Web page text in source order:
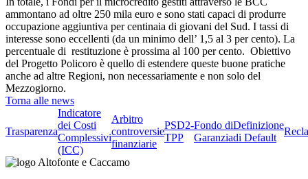
ammontano ad oltre 250 mila euro e sono stati capaci di produrre
occupazione aggiuntiva per centinaia di giovani del Sud. I tassi di
interesse sono eccellenti (da un minimo dell’ 1,5 al 3 per cento). La
percentuale di restituzione è prossima al 100 per cento. Obiettivo
del Progetto Policoro è quello di estendere queste buone pratiche
anche ad altre Regioni, non necessariamente e non solo del
Mezzogiorno.
Torna alle news
Trasparenza
Indicatore
dei Costi
Complessivi
(ICC)
Arbitro
controversie
finanziarie
PSD2-
TPP
Fondo di
Garanzia
Definizione
di Default